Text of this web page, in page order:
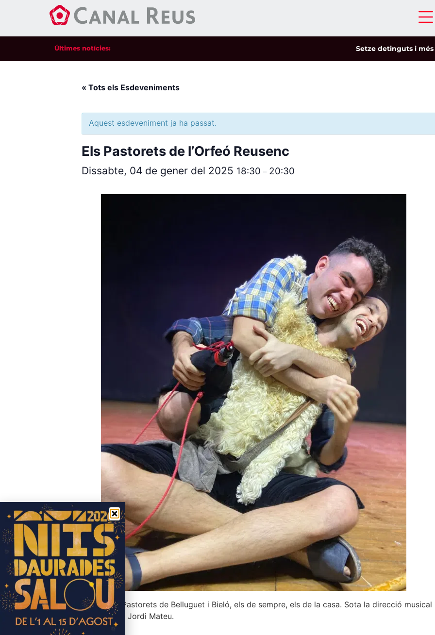
Últimes notícies: Setze detinguts i més
« Tots els Esdeveniments
Aquest esdeveniment ja ha passat.
Els Pastorets de l’Orfeó Reusenc
Dissabte, 04 de gener del 2025 18:30 – 20:30
Tornen els Pastorets de Belluguet i Bieló, els de sempre, els de la casa. Sota la direcció
escènica de Jordi Mateu.